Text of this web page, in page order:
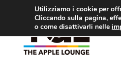
contenuto
Utilizziamo i cookie per
Cliccando sulla pagina,
o come disattivarli nelle